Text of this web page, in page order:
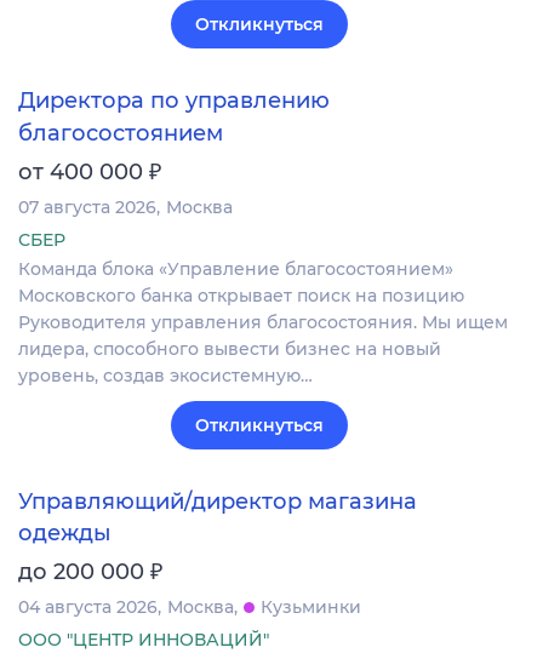
Откликнуться
Директора по управлению
благосостоянием
от 400 000 ₽
07 августа 2026 Москва
СБЕР
Команда блока «Управление благосостоянием»
Московского банка открывает поиск на позицию
Руководителя управления благосостояния. Мы ищем
лидера, способного вывести бизнес на новый
уровень, создав экосистемную…
Откликнуться
Управляющий/директор магазина
одежды
до 200 000 ₽
04 августа 2026 Москва
Кузьминки
ООО "ЦЕНТР ИННОВАЦИЙ"